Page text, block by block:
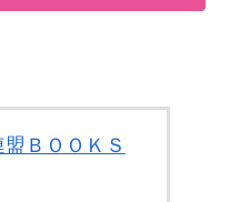
ＢＯＯＫＳ